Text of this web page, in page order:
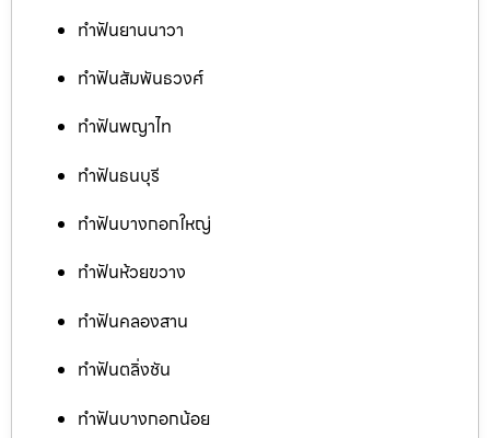
ทำฟันยานนาวา
ทำฟันสัมพันธวงศ์
ทำฟันพญาไท
ทำฟันธนบุรี
ทำฟันบางกอกใหญ่
ทำฟันห้วยขวาง
ทำฟันคลองสาน
ทำฟันตลิ่งชัน
ทำฟันบางกอกน้อย